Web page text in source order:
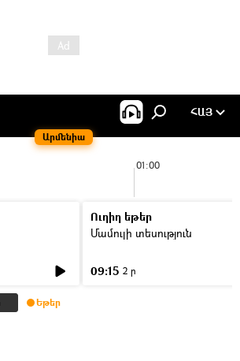
Արմենիա
ՀԱՅ
01:00
Ուղիղ եթեր
Մամուլի տեսություն
09:15 2 ր
Եթեր